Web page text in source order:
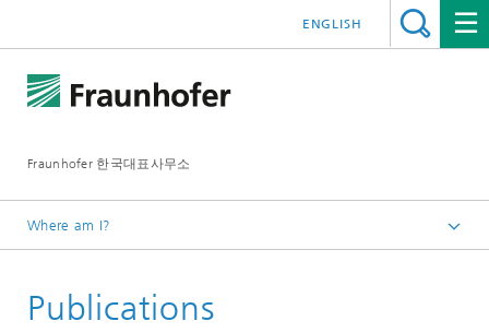
Fraunhofer 한국대표사무소
ENGLISH
Where am I?
Publications